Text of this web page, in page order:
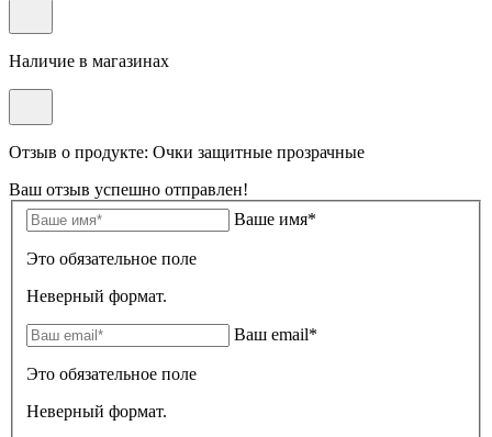
Наличие в магазинах
Отзыв о продукте: Очки защитные прозрачные
Ваш отзыв успешно отправлен!
Ваше имя*
Это обязательное поле
Неверный формат.
Ваш email*
Это обязательное поле
Неверный формат.